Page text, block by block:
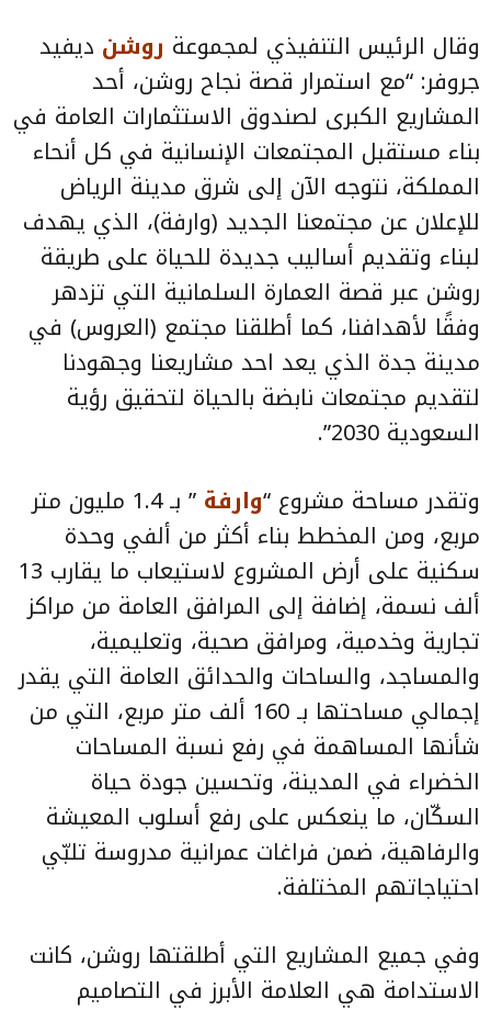
وقال الرئيس التنفيذي لمجموعة روشن ديفيد
جروفر: “مع استمرار قصة نجاح روشن، أحد
المشاريع الكبرى لصندوق الاستثمارات العامة في
بناء مستقبل المجتمعات الإنسانية في كل أنحاء
المملكة، نتوجه الآن إلى شرق مدينة الرياض
للإعلان عن مجتمعنا الجديد (وارفة)، الذي يهدف
لبناء وتقديم أساليب جديدة للحياة على طريقة
روشن عبر قصة العمارة السلمانية التي تزدهر
وفقًا لأهدافنا، كما أطلقنا مجتمع (العروس) في
مدينة جدة الذي يعد احد مشاريعنا وجهودنا
لتقديم مجتمعات نابضة بالحياة لتحقيق رؤية
السعودية 2030”.
وتقدر مساحة مشروع “وارفة
” بـ 1.4 مليون متر
مربع، ومن المخطط بناء أكثر من ألفي وحدة
سكنية على أرض المشروع لاستيعاب ما يقارب 13
ألف نسمة، إضافة إلى المرافق العامة من مراكز
تجارية وخدمية، ومرافق صحية، وتعليمية،
والمساجد، والساحات والحدائق العامة التي يقدر
إجمالي مساحتها بـ 160 ألف متر مربع، التي من
شأنها المساهمة في رفع نسبة المساحات
الخضراء في المدينة، وتحسين جودة حياة
السكّان، ما ينعكس على رفع أسلوب المعيشة
والرفاهية، ضمن فراغات عمرانية مدروسة تلبّي
احتياجاتهم المختلفة.
وفي جميع المشاريع التي أطلقتها روشن، كانت
الاستدامة هي العلامة الأبرز في التصاميم